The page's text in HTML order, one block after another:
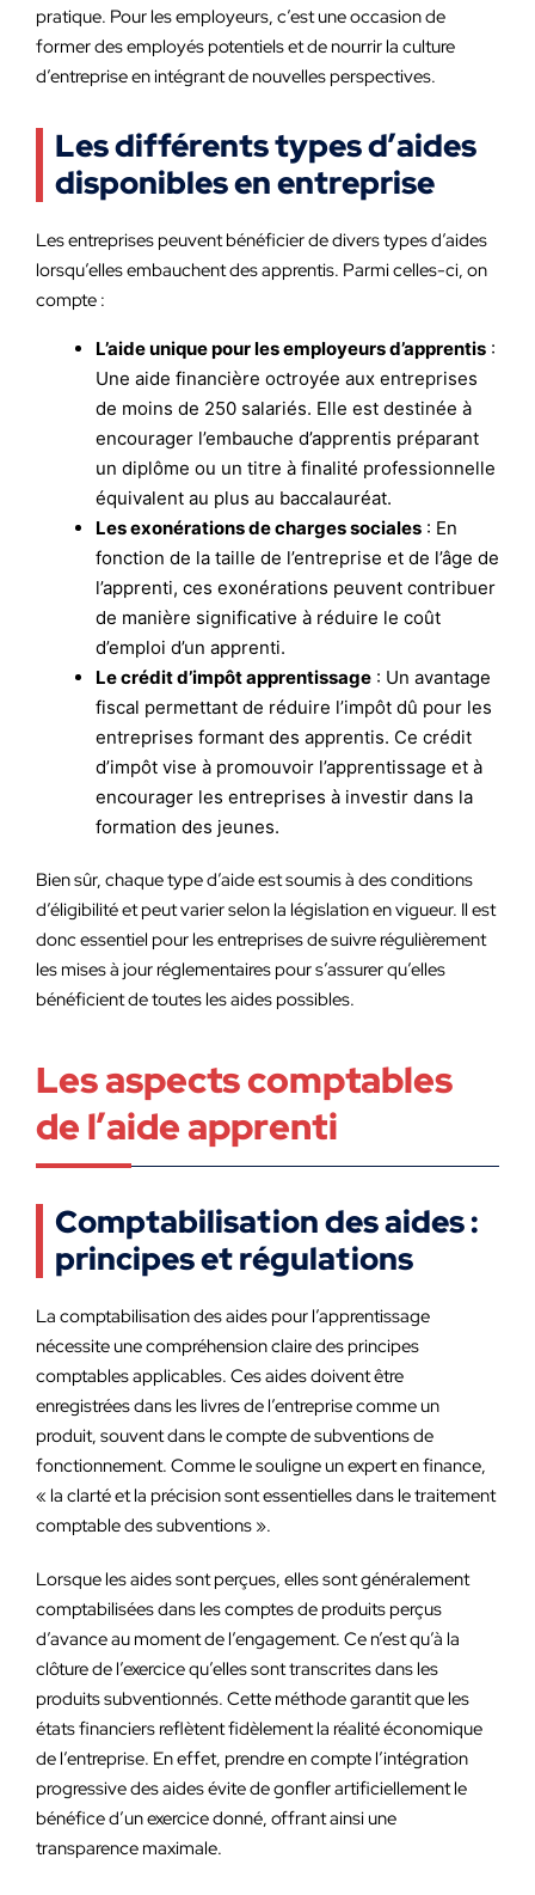
pratique. Pour les employeurs, c’est une occasion de
former des employés potentiels et de nourrir la culture
d’entreprise en intégrant de nouvelles perspectives.
Les différents types d’aides
disponibles en entreprise
Les entreprises peuvent bénéficier de divers types d’aides
lorsqu’elles embauchent des apprentis. Parmi celles-ci, on
compte :
L’aide unique pour les employeurs d’apprentis :
Une aide financière octroyée aux entreprises
de moins de 250 salariés. Elle est destinée à
encourager l’embauche d’apprentis préparant
un diplôme ou un titre à finalité professionnelle
équivalent au plus au baccalauréat.
Les exonérations de charges sociales : En
fonction de la taille de l’entreprise et de l’âge de
l’apprenti, ces exonérations peuvent contribuer
de manière significative à réduire le coût
d’emploi d’un apprenti.
Le crédit d’impôt apprentissage : Un avantage
fiscal permettant de réduire l’impôt dû pour les
entreprises formant des apprentis. Ce crédit
d’impôt vise à promouvoir l’apprentissage et à
encourager les entreprises à investir dans la
formation des jeunes.
Bien sûr, chaque type d’aide est soumis à des conditions
d’éligibilité et peut varier selon la législation en vigueur. Il est
donc essentiel pour les entreprises de suivre régulièrement
les mises à jour réglementaires pour s’assurer qu’elles
bénéficient de toutes les aides possibles.
Les aspects comptables
de l’aide apprenti
Comptabilisation des aides :
principes et régulations
La comptabilisation des aides pour l’apprentissage
nécessite une compréhension claire des principes
comptables applicables. Ces aides doivent être
enregistrées dans les livres de l’entreprise comme un
produit, souvent dans le compte de subventions de
fonctionnement. Comme le souligne un expert en finance,
« la clarté et la précision sont essentielles dans le traitement
comptable des subventions ».
Lorsque les aides sont perçues, elles sont généralement
comptabilisées dans les comptes de produits perçus
d’avance au moment de l’engagement. Ce n’est qu’à la
clôture de l’exercice qu’elles sont transcrites dans les
produits subventionnés. Cette méthode garantit que les
états financiers reflètent fidèlement la réalité économique
de l’entreprise. En effet, prendre en compte l’intégration
progressive des aides évite de gonfler artificiellement le
bénéfice d’un exercice donné, offrant ainsi une
transparence maximale.